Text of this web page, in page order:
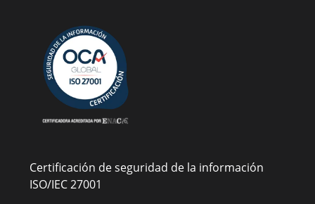
Certificación de seguridad de la información
ISO/IEC 27001